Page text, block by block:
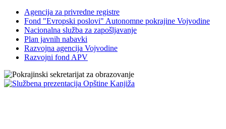
Agencija za privredne registre
Fond "Evropski poslovi" Autonomne pokrajine Vojvodine
Nacionalna služba za zapošljavanje
Plan javnih nabavki
Razvojna agencija Vojvodine
Razvojni fond APV